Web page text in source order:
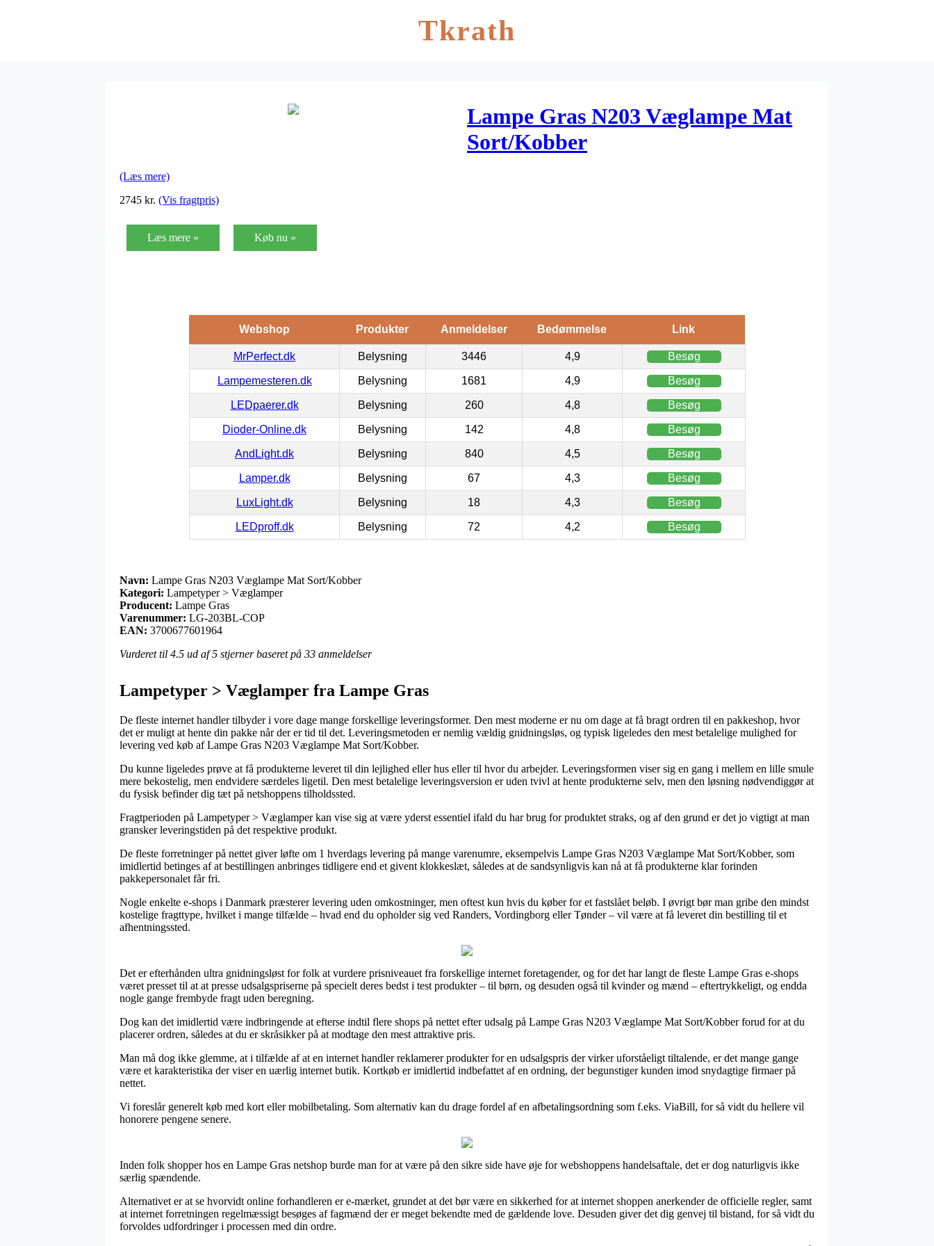
Tkrath
Lampe Gras N203 Væglampe Mat
Sort/Kobber
(Læs mere)
2745 kr. (Vis fragtpris)
Læs mere » Køb nu »
Webshop Produkter Anmeldelser Bedømmelse Link
MrPerfect.dk Belysning 3446 4,9 Besøg
Lampemesteren.dk Belysning 1681 4,9 Besøg
LEDpaerer.dk Belysning 260 4,8 Besøg
Dioder-Online.dk Belysning 142 4,8 Besøg
AndLight.dk Belysning 840 4,5 Besøg
Lamper.dk Belysning 67 4,3 Besøg
LuxLight.dk Belysning 18 4,3 Besøg
LEDproff.dk Belysning 72 4,2 Besøg
Navn: Lampe Gras N203 Væglampe Mat Sort/Kobber
Kategori: Lampetyper > Væglamper
Producent: Lampe Gras
Varenummer: LG-203BL-COP
EAN: 3700677601964
Vurderet til 4.5 ud af 5 stjerner baseret på 33 anmeldelser
Lampetyper > Væglamper fra Lampe Gras
De fleste internet handler tilbyder i vore dage mange forskellige leveringsformer. Den mest moderne er nu om dage at få bragt ordren til en pakkeshop, hvor
det er muligt at hente din pakke når der er tid til det. Leveringsmetoden er nemlig vældig gnidningsløs, og typisk ligeledes den mest betalelige mulighed for
levering ved køb af Lampe Gras N203 Væglampe Mat Sort/Kobber.
Du kunne ligeledes prøve at få produkterne leveret til din lejlighed eller hus eller til hvor du arbejder. Leveringsformen viser sig en gang i mellem en lille smule
mere bekostelig, men endvidere særdeles ligetil. Den mest betalelige leveringsversion er uden tvivl at hente produkterne selv, men den løsning nødvendiggør at
du fysisk befinder dig tæt på netshoppens tilholdssted.
Fragtperioden på Lampetyper > Væglamper kan vise sig at være yderst essentiel ifald du har brug for produktet straks, og af den grund er det jo vigtigt at man
gransker leveringstiden på det respektive produkt.
De fleste forretninger på nettet giver løfte om 1 hverdags levering på mange varenumre, eksempelvis Lampe Gras N203 Væglampe Mat Sort/Kobber, som
imidlertid betinges af at bestillingen anbringes tidligere end et givent klokkeslæt, således at de sandsynligvis kan nå at få produkterne klar forinden
pakkepersonalet får fri.
Nogle enkelte e-shops i Danmark præsterer levering uden omkostninger, men oftest kun hvis du køber for et fastslået beløb. I øvrigt bør man gribe den mindst
kostelige fragttype, hvilket i mange tilfælde – hvad end du opholder sig ved Randers, Vordingborg eller Tønder – vil være at få leveret din bestilling til et
afhentningssted.
Det er efterhånden ultra gnidningsløst for folk at vurdere prisniveauet fra forskellige internet foretagender, og for det har langt de fleste Lampe Gras e-shops
været presset til at at presse udsalgspriserne på specielt deres bedst i test produkter – til børn, og desuden også til kvinder og mænd – eftertrykkeligt, og endda
nogle gange frembyde fragt uden beregning.
Dog kan det imidlertid være indbringende at efterse indtil flere shops på nettet efter udsalg på Lampe Gras N203 Væglampe Mat Sort/Kobber forud for at du
placerer ordren, således at du er skråsikker på at modtage den mest attraktive pris.
Man må dog ikke glemme, at i tilfælde af at en internet handler reklamerer produkter for en udsalgspris der virker uforståeligt tiltalende, er det mange gange
være et karakteristika der viser en uærlig internet butik. Kortkøb er imidlertid indbefattet af en ordning, der begunstiger kunden imod snydagtige firmaer på
nettet.
Vi foreslår generelt køb med kort eller mobilbetaling. Som alternativ kan du drage fordel af en afbetalingsordning som f.eks. ViaBill, for så vidt du hellere vil
honorere pengene senere.
Inden folk shopper hos en Lampe Gras netshop burde man for at være på den sikre side have øje for webshoppens handelsaftale, det er dog naturligvis ikke
særlig spændende.
Alternativet er at se hvorvidt online forhandleren er e-mærket, grundet at det bør være en sikkerhed for at internet shoppen anerkender de officielle regler, samt
at internet forretningen regelmæssigt besøges af fagmænd der er meget bekendte med de gældende love. Desuden giver det dig genvej til bistand, for så vidt du
forvoldes udfordringer i processen med din ordre.